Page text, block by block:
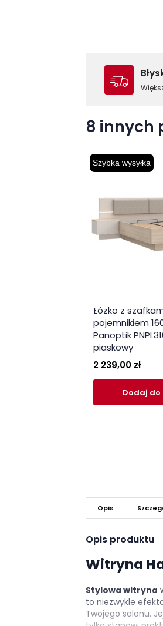
8 innych
Szybka wysyłka
Łóżko z
pojemnikiem
Panoptik
piaskowy
2 239,00 zł
Dodaj do
Opis
Opis produktu
Witryna
Stylowa witryna
to niezwykle
Twojego salonu.